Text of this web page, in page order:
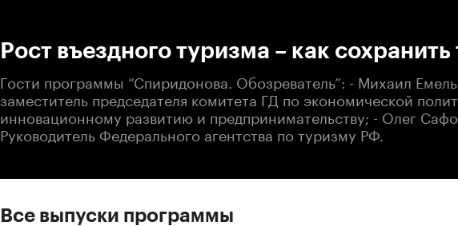
Рост въездного туризма – как сохранить
Гости программы “Спиридонова. Обозреватель”: - Михаил
заместитель председателя комитета ГД по экономической
инновационному развитию и предпринимательству; - Олег
Руководитель Федерального агентства по туризму РФ.
Все выпуски программы